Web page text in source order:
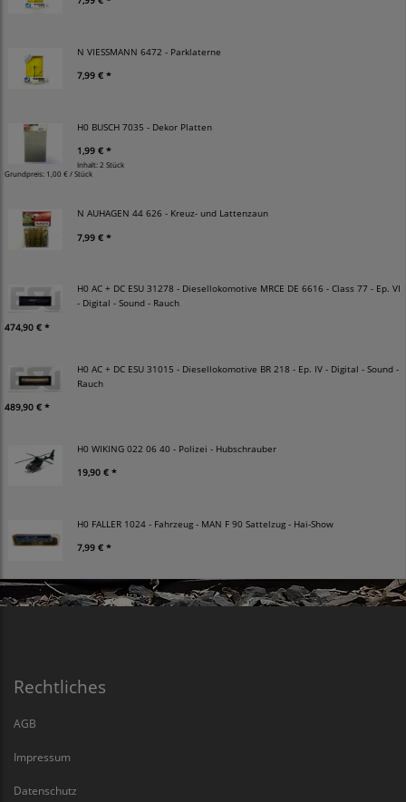
N VIESSMANN 6472 - Parklaterne
7,99 € *
H0 BUSCH 7035 - Dekor Platten
1,99 € *
Inhalt: 2 Stück
Grundpreis: 1,00 € / Stück
N AUHAGEN 44 626 - Kreuz- und Lattenzaun
7,99 € *
H0 AC + DC ESU 31278 - Diesellokomotive MRCE DE 6616 - Class 77 - Ep. VI
- Digital - Sound - Rauch
474,90 € *
H0 AC + DC ESU 31015 - Diesellokomotive BR 218 - Ep. IV - Digital - Sound -
Rauch
489,90 € *
H0 WIKING 022 06 40 - Polizei - Hubschrauber
19,90 € *
H0 FALLER 1024 - Fahrzeug - MAN F 90 Sattelzug - Hai-Show
7,99 € *
Rechtliches
AGB
Impressum
Datenschutz